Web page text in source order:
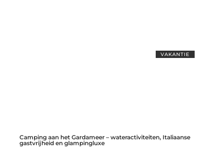
VAKANTIE
Camping aan het Gardameer – wateractiviteiten, Italiaanse
gastvrijheid en glampingluxe